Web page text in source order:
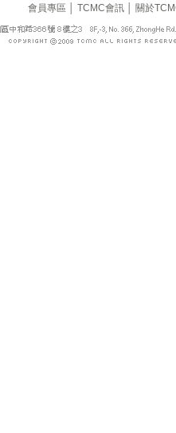
會員專區
TCMC會訊 關於